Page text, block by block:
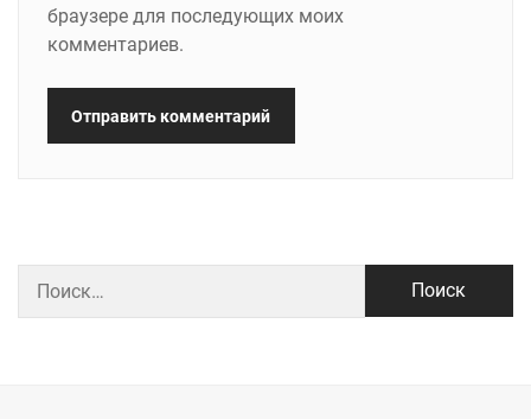
браузере для последующих моих
комментариев.